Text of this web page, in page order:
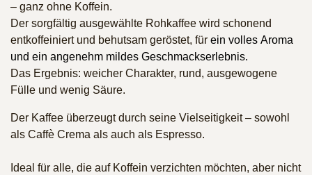
– ganz ohne Koffein.
Der sorgfältig ausgewählte Rohkaffee wird schonend
entkoffeiniert und behutsam geröstet, für ein volles Aroma
und ein angenehm mildes Geschmackserlebnis.
Das Ergebnis: weicher Charakter, rund, ausgewogene
Fülle und wenig Säure.
Der Kaffee überzeugt durch seine Vielseitigkeit – sowohl
als Caffè Crema als auch als Espresso.
Ideal für alle, die auf Koffein verzichten möchten, aber nicht